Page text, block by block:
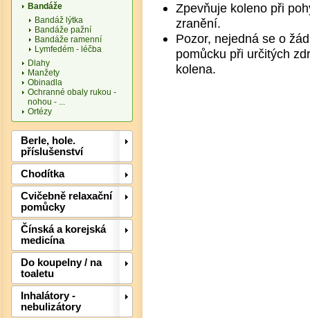
Bandáže
Bandáž lýtka
Bandáže pažní
Bandáže ramenní
Lymfedém - léčba
Dlahy
Manžety
Obinadla
Ochranné obaly rukou -
nohou - ...
Ortézy
Berle, hole.
příslušenství
Chodítka
Cvičebně relaxační
pomůcky
Čínská a korejská
medicína
Do koupelny / na
toaletu
Inhalátory -
nebulizátory
Zpevňuje koleno při
zranění.
Pozor, nejedná se o
pomůcku při určitých
kolena.